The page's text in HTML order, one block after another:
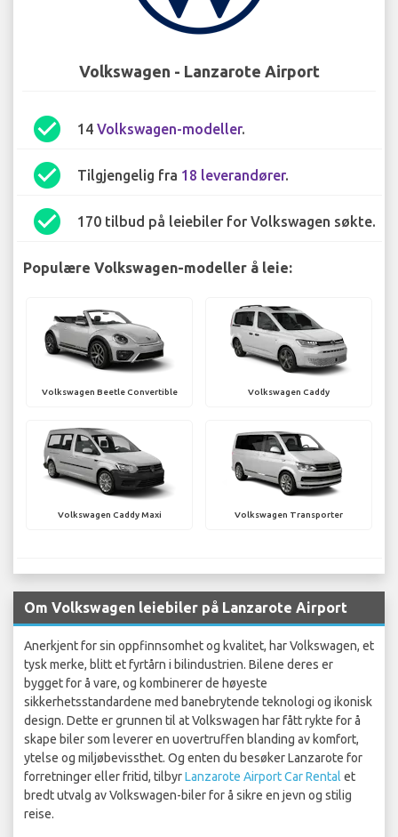
Volkswagen - Lanzarote Airport
check_circle 14 Volkswagen-modeller.
check_circle Tilgjengelig fra 18 leverandører.
check_circle 170 tilbud på leiebiler for Volkswagen søkte.
Populære Volkswagen-modeller å leie:
Volkswagen Beetle Convertible Volkswagen Caddy
Volkswagen Caddy Maxi Volkswagen Transporter
Om Volkswagen leiebiler på Lanzarote Airport
Anerkjent for sin oppfinnsomhet og kvalitet, har Volkswagen, et
tysk merke, blitt et fyrtårn i bilindustrien. Bilene deres er
bygget for å vare, og kombinerer de høyeste
sikkerhetsstandardene med banebrytende teknologi og ikonisk
design. Dette er grunnen til at Volkswagen har fått rykte for å
skape biler som leverer en uovertruffen blanding av komfort,
ytelse og miljøbevissthet. Og enten du besøker Lanzarote for
forretninger eller fritid, tilbyrLanzarote Airport Car Rental et
bredt utvalg av Volkswagen-biler for å sikre en jevn og stilig
reise.